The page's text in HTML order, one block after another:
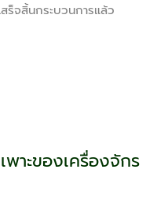
ร็จสิ้นกระบวนการแล้ว
ะของเครื่องจักร